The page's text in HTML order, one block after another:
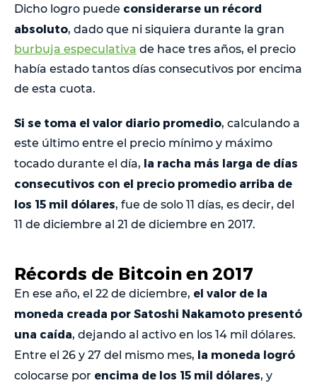
Dicho logro puede considerarse un récord
absoluto, dado que ni siquiera durante la gran
burbuja especulativa de hace tres años, el precio
había estado tantos días consecutivos por encima
de esta cuota.
Si se toma el valor diario promedio, calculando a
este último entre el precio mínimo y máximo
tocado durante el día, la racha más larga de días
consecutivos con el precio promedio arriba de
los 15 mil dólares, fue de solo 11 días, es decir, del
11 de diciembre al 21 de diciembre en 2017.
Récords de Bitcoin en 2017
En ese año, el 22 de diciembre, el valor de la
moneda creada por Satoshi Nakamoto presentó
una caída, dejando al activo en los 14 mil dólares.
Entre el 26 y 27 del mismo mes, la moneda logró
colocarse por encima de los 15 mil dólares, y